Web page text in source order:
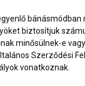
bánásmódban
biztosítjuk
minősülnek-e
Szerződési
vonatkoznak.